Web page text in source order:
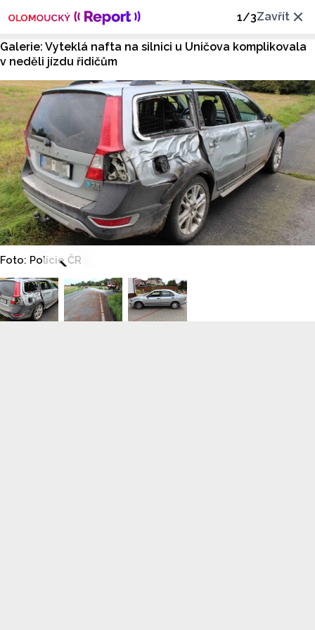
1/3Zavřít
Galerie: Vyteklá nafta na silnici u Uničova komplikovala
v neděli jízdu řidičům
Foto: Policie ČR